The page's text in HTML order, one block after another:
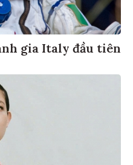
gia Italy đầu tiên